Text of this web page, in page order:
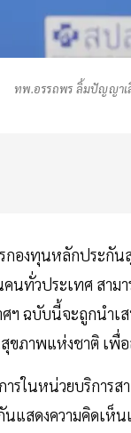
ทพ.อรรถพร ลิ้มปัญญาเ
กองทุนหลักประกัน
ทั่วประเทศ สาม
ศฯ ฉบับนี้จะถูกนำ
ขภาพแห่งชาติ เพื่
รในหน่วยบริการ
นแสดงความคิดเ